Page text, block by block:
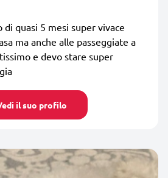
di quasi 5 mesi super vivace
ma anche alle passeggiate a
e devo stare super
il suo profilo